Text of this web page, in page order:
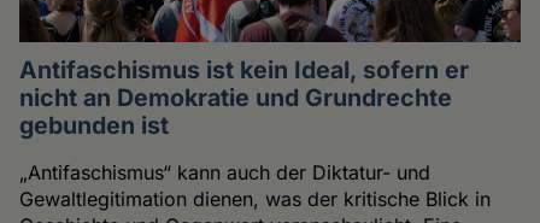
Antifaschismus ist kein Ideal, sofern er
nicht an Demokratie und Grundrechte
gebunden ist
„Antifaschismus“ kann auch der Diktatur- und
Gewaltlegitimation dienen, was der kritische Blick in